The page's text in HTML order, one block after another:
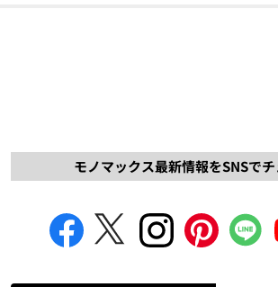
モノマックス最新情報をSNSでチ